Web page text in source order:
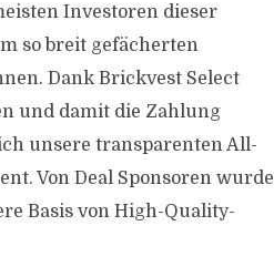
Investoren dieser
so breit gefächerten
Dank Brickvest Select
und damit die Zahlung
unsere transparenten All-
Von Deal Sponsoren wurde
Basis von High-Quality-